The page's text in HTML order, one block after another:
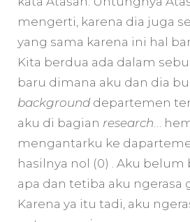
mengerti, karena dia juga
yang sama karena ini hal
Kita berdua ada dalam
baru dimana aku dan dia
backgrounddepartemen
aku di bagian research…
mengantarku ke
hasilnya nol (0) . Aku belum
apa dan tetiba aku ngerasa
Karena ya itu tadi, aku